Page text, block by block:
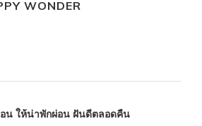
WONDER
อน ให้น่าพักผ่อน ฝันดีตลอดคืน